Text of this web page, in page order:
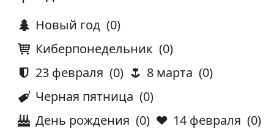
Новый год (0)
Киберпонедельник (0)
23 февраля (0) 8 марта (0)
Черная пятница (0)
День рождения (0) 14 февраля (0)